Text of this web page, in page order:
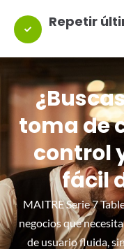
Repetir
toma de
control
fácil
MAITRE Serie 7
negocios que
de usuario fluida,